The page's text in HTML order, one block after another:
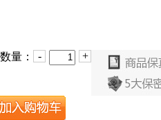
量： - +